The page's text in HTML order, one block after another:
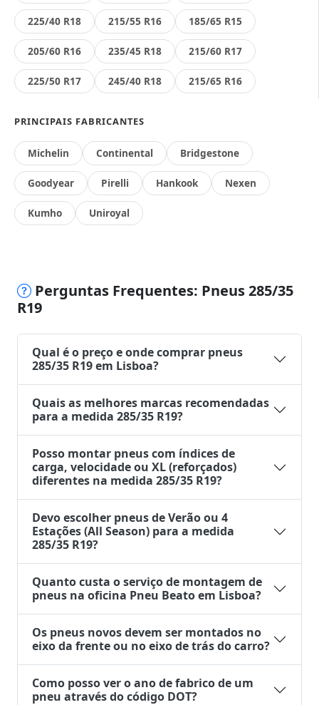
225/40 R18 215/55 R16 185/65 R15
205/60 R16 235/45 R18 215/60 R17
225/50 R17 245/40 R18 215/65 R16
PRINCIPAIS FABRICANTES
Michelin Continental Bridgestone
Goodyear Pirelli Hankook Nexen
Kumho Uniroyal
Perguntas Frequentes: Pneus 285/35
R19
Qual é o preço e onde comprar pneus
285/35 R19 em Lisboa?
Quais as melhores marcas recomendadas
para a medida 285/35 R19?
Posso montar pneus com índices de
carga, velocidade ou XL (reforçados)
diferentes na medida 285/35 R19?
Devo escolher pneus de Verão ou 4
Estações (All Season) para a medida
285/35 R19?
Quanto custa o serviço de montagem de
pneus na oficina Pneu Beato em Lisboa?
Os pneus novos devem ser montados no
eixo da frente ou no eixo de trás do carro?
Como posso ver o ano de fabrico de um
pneu através do código DOT?